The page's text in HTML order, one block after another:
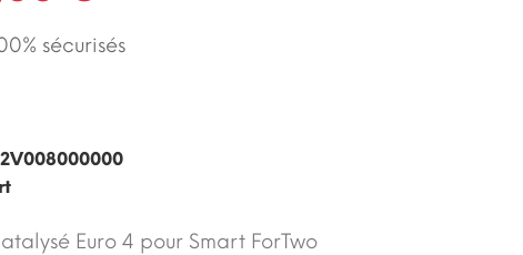
sécurisés
Euro 4 pour Smart ForTwo